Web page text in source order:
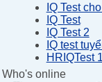
IQ Test
IQ Test
IQ Test 2
IQ test
HRIQTest 1
Who's online